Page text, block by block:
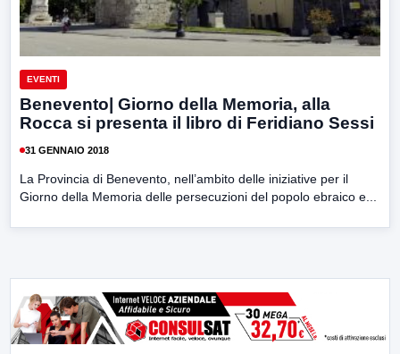
EVENTI
Benevento| Giorno della Memoria, alla
Rocca si presenta il libro di Feridiano Sessi
31 GENNAIO 2018
La Provincia di Benevento, nell’ambito delle iniziative per il
Giorno della Memoria delle persecuzioni del popolo ebraico e...